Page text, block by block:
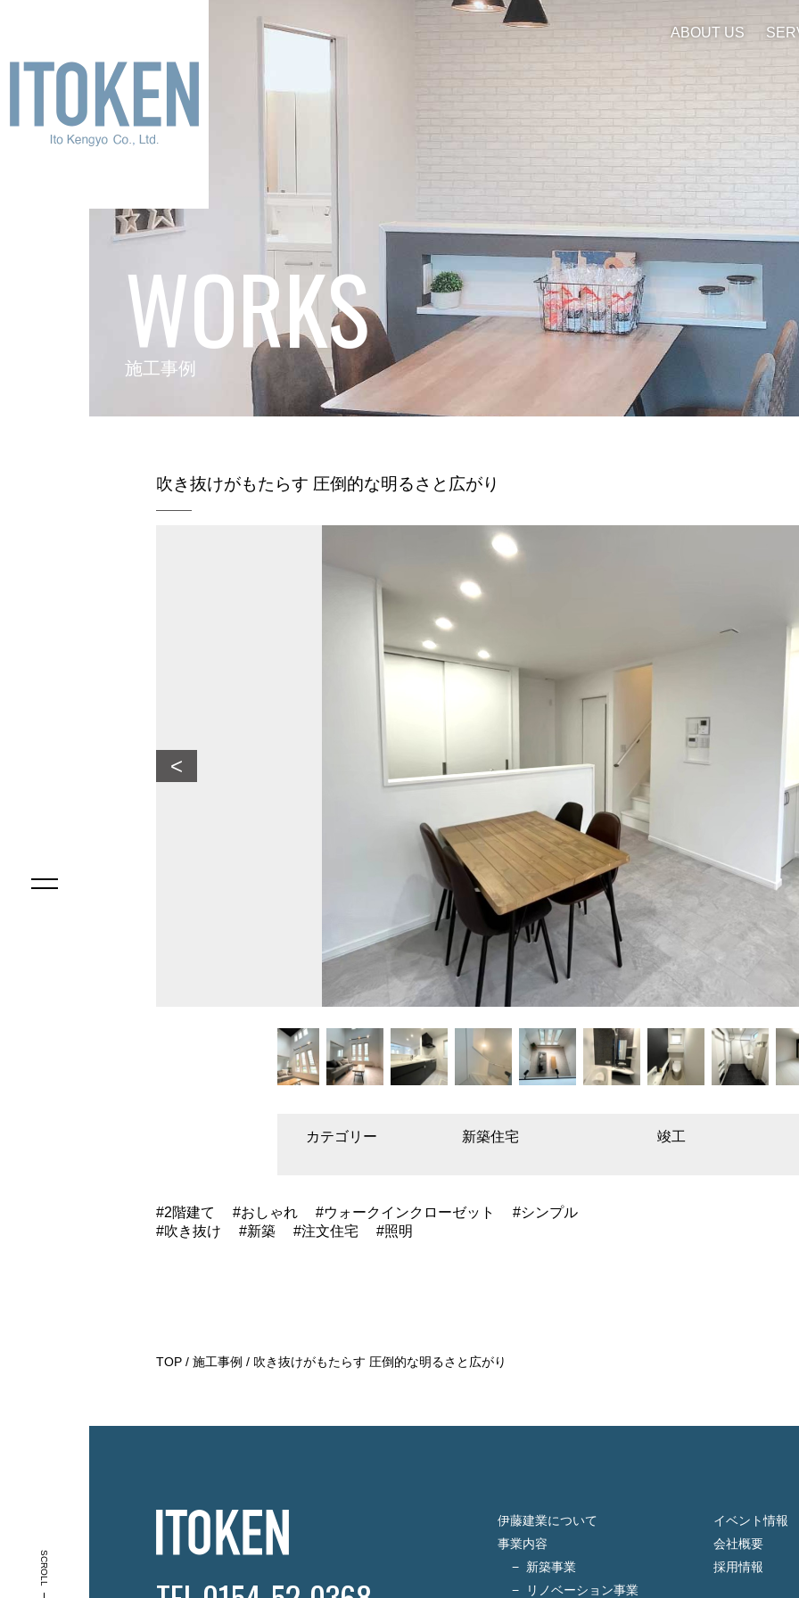
ABOUT US
WORKS
施工事例
吹き抜けがもたらす 圧倒的な明るさと広がり
<
カテゴリー 新築住宅 竣工
2階建て おしゃれ ウォークインクローゼット
シンプル
吹き抜け
新築 注文住宅 照明
TOP 施工事例 吹き抜けがもたらす 圧倒的な明るさと広がり
伊藤建業について
事業内容
新築事業
リノベーション事業
イベント情報
会社概要
採用情報